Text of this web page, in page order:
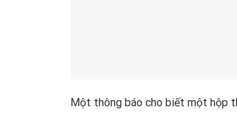
Một thông báo cho biết một hộp